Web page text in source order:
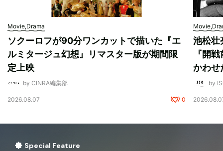
Movie,Drama
ソクーロフが90分ワンカットで描いた『エ
ルミタージュ幻想』リマスター版が期間限
定上映
by CINRA編集部
2026.08.07 0
池松壮
『開
かわせ
by
Special Feature